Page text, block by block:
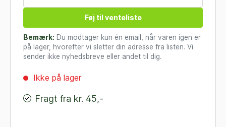
Føj til venteliste
Bemærk: Du modtager kun én email, når varen igen er
på lager, hvorefter vi sletter din adresse fra listen. Vi
sender ikke nyhedsbreve eller andet til dig.
Ikke på lager
Fragt fra kr. 45,-